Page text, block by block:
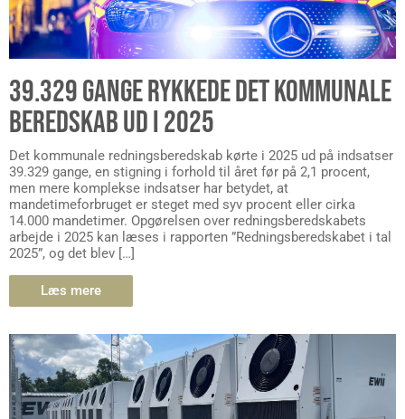
39.329 GANGE RYKKEDE DET KOMMUNALE
BEREDSKAB UD I 2025
Det kommunale redningsberedskab kørte i 2025 ud på indsatser
39.329 gange, en stigning i forhold til året før på 2,1 procent,
men mere komplekse indsatser har betydet, at
mandetimeforbruget er steget med syv procent eller cirka
14.000 mandetimer. Opgørelsen over redningsberedskabets
arbejde i 2025 kan læses i rapporten ”Redningsberedskabet i tal
2025”, og det blev […]
Læs mere